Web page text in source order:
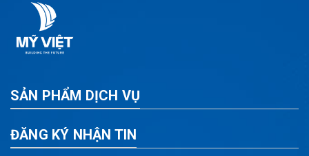
SẢN PHẨM DỊCH VỤ
ĐĂNG KÝ NHẬN TIN